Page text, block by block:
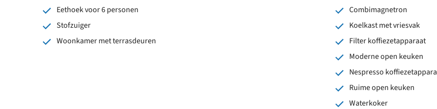
Eethoek voor 6 personen
Stofzuiger
Woonkamer met terrasdeuren
Combimagnetron
Koelkast met vriesvak
Filter koffiezetapparaat
Moderne open keuken
Nespresso
Ruime open keuken
Waterkoker